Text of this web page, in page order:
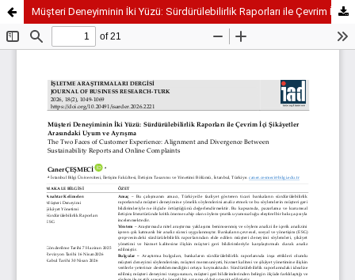
Müşteri Deneyiminin İki Yüzü: Sürdürülebilirlik Raporları ile Çevrim İçi Şikâyetler Arasındaki Uyum ve Ayrışma